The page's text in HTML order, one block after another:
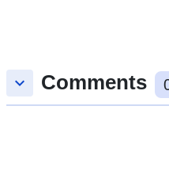
keyboard_arrow_down Comments